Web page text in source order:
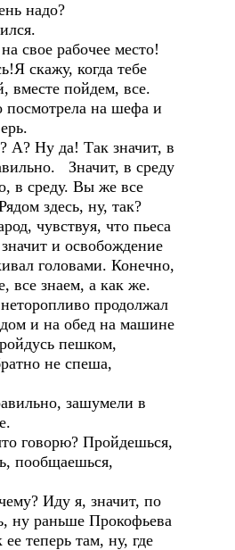
надо?
свое рабочее место!
скажу, когда тебе
вместе пойдем, все.
на шефа и
Ну да! Так значит, в
Значит, в среду
в среду. Вы же все
здесь, ну, так?
чувствуя, что пьеса
и освобождение
головами. Конечно,
все знаем, а как же.
продолжал
и на обед на машине
пешком,
не спеша,
зашумели в
Пройдешься,
пообщаешься,
Иду я, значит, по
ну раньше Прокофьева
теперь там, ну, где